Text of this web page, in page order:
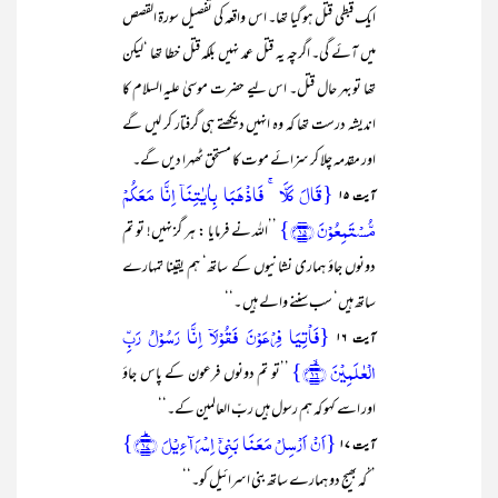
ایک قبطی قتل ہو گیا تھا۔ اس واقعہ کی تفصیل سورۃ القصص
میں آئے گی۔ اگرچہ یہ قتل عمد نہیں بلکہ قتل خطا تھا ‘لیکن
تھا تو بہر حال قتل۔ اس لیے حضرت موسیٰ علیہ السلام کا
اندیشہ درست تھا کہ وہ انہیں دیکھتے ہی گرفتار کر لیں گے
اور مقدمہ چلا کر سزائے موت کا مستحق ٹھہرا دیں گے۔
آیت ۱۵
{قَالَ کَلَّا ۚ فَاذۡہَبَا بِاٰیٰتِنَاۤ اِنَّا مَعَکُمۡ
مُّسۡتَمِعُوۡنَ ﴿۱۵﴾}
’’اللہ نے فرمایا : ہر گز نہیں! تو تم
دونوں جاؤ ہماری نشانیوں کے ساتھ‘ ہم یقینا تمہارے
ساتھ ہیں‘ سب سننے والے ہیں ۔‘‘
آیت ۱۶
{فَاۡتِیَا فِرۡعَوۡنَ فَقُوۡلَاۤ اِنَّا رَسُوۡلُ رَبِّ
الۡعٰلَمِیۡنَ ﴿ۙ۱۶﴾}
’’تو تم دونوں فرعون کے پاس جاؤ
اور اسے کہو کہ ہم رسول ہیں ربّ العالمین کے۔‘‘
آیت ۱۷ {اَنۡ اَرۡسِلۡ مَعَنَا بَنِیۡۤ اِسۡرَآءِیۡلَ ﴿ؕ۱۷﴾}
’’کہ بھیج دو ہمارے ساتھ بنی اسرائیل کو۔‘‘